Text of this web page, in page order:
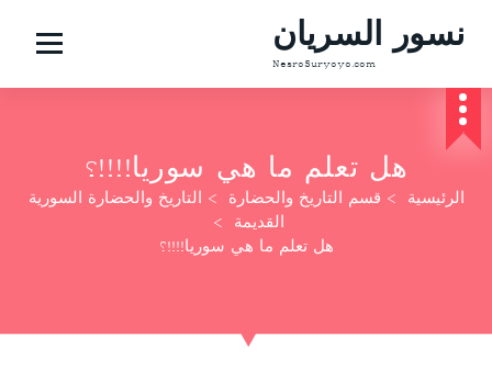
ج
نسور السريان
NesroSuryoyo.com
هل تعلم ما هي سوريا!!!!؟
الرئيسية > قسم التاريخ والحضارة > التاريخ والحضارة السورية
القديمة >
هل تعلم ما هي سوريا!!!!؟